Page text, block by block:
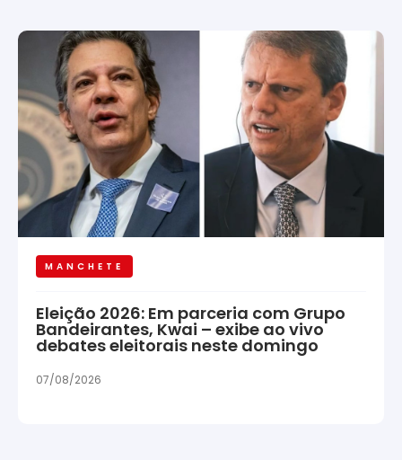
MANCHETE
Eleição 2026: Em parceria com Grupo
Bandeirantes, Kwai – exibe ao vivo
debates eleitorais neste domingo
07/08/2026